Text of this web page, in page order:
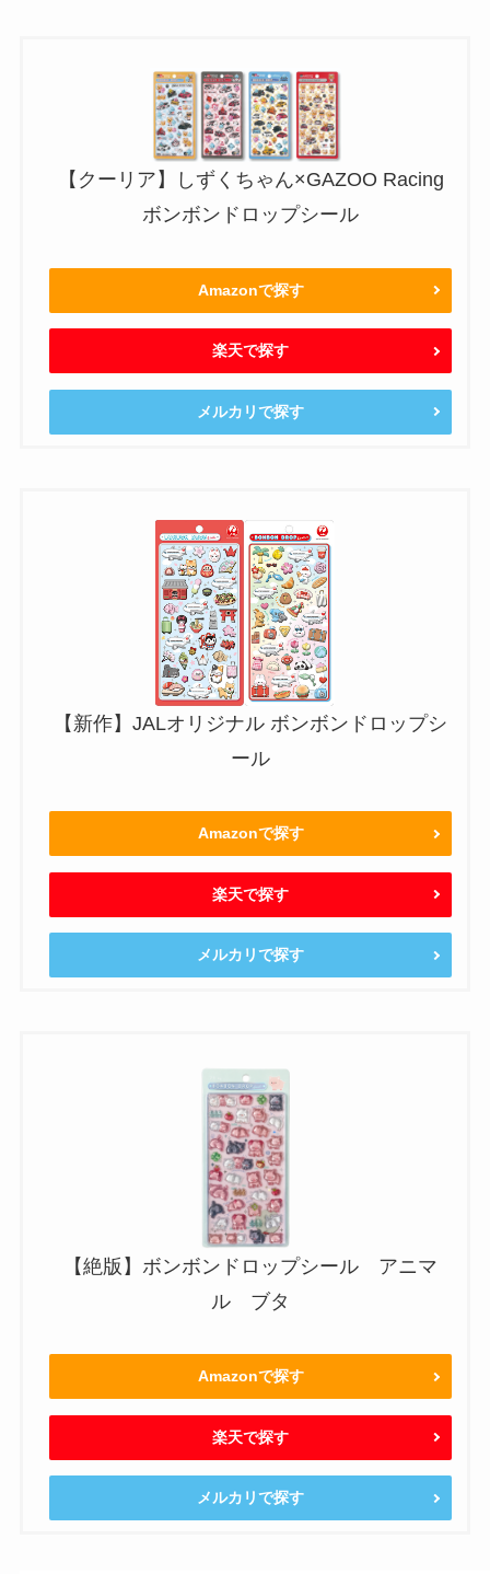
【クーリア】しずくちゃん×GAZOO Racing
ボンボンドロップシール
Amazonで探す
楽天で探す
メルカリで探す
【新作】JALオリジナル ボンボンドロップシ
ール
Amazonで探す
楽天で探す
メルカリで探す
【絶版】ボンボンドロップシール アニマ
ル ブタ
Amazonで探す
楽天で探す
メルカリで探す